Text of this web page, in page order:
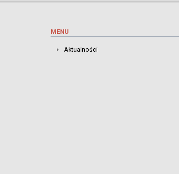
MENU
Aktualności